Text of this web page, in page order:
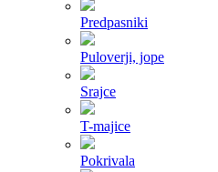
Predpasniki
Puloverji, jope
Srajce
T-majice
Pokrivala